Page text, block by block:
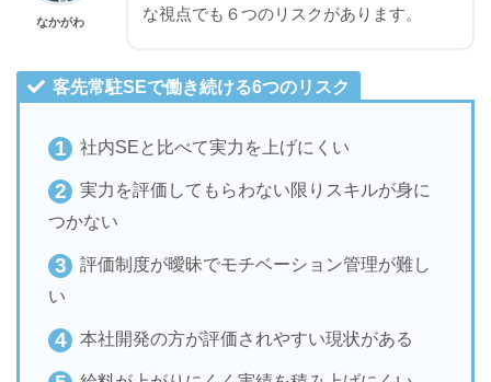
なかがわ
な視点でも６つのリスクがあります。
客先常駐SEで働き続ける6つのリスク
社内SEと比べて実力を上げにくい
実力を評価してもらわない限りスキルが身に
つかない
評価制度が曖昧でモチベーション管理が難し
い
本社開発の方が評価されやすい現状がある